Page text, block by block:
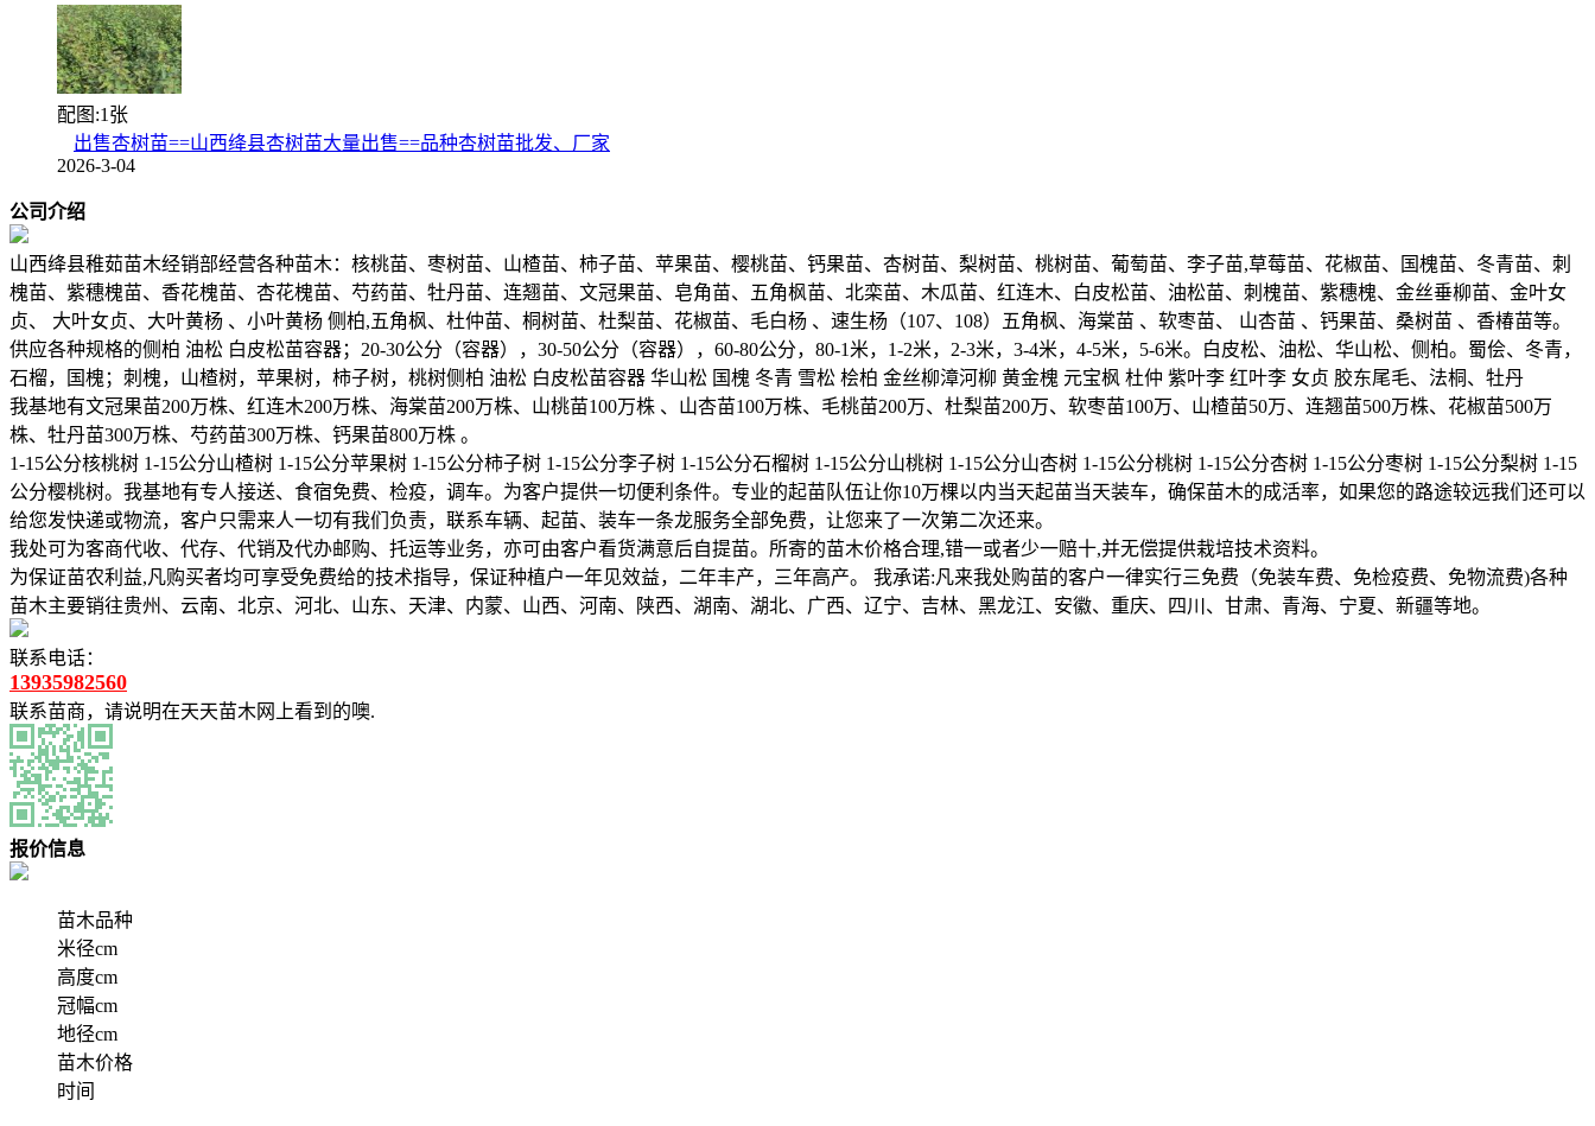
配图:1张
出售杏树苗==山西绛县杏树苗大量出售==品种杏树苗批发、厂家
2026-3-04
公司介绍
山西绛县稚茹苗木经销部经营各种苗木：核桃苗、枣树苗、山楂苗、柿子苗、苹果苗、樱桃苗、钙果苗、杏树苗、梨树苗、桃树苗、葡萄苗、李子苗,草莓苗、花椒苗、国槐苗、冬青苗、刺
槐苗、紫穗槐苗、香花槐苗、杏花槐苗、芍药苗、牡丹苗、连翘苗、文冠果苗、皂角苗、五角枫苗、北栾苗、木瓜苗、红连木、白皮松苗、油松苗、刺槐苗、紫穗槐、金丝垂柳苗、金叶女
贞、 大叶女贞、大叶黄杨 、小叶黄杨 侧柏,五角枫、杜仲苗、桐树苗、杜梨苗、花椒苗、毛白杨 、速生杨（107、108）五角枫、海棠苗 、软枣苗、 山杏苗 、钙果苗、桑树苗 、香椿苗等。
供应各种规格的侧柏 油松 白皮松苗容器；20-30公分（容器），30-50公分（容器），60-80公分，80-1米，1-2米，2-3米，3-4米，4-5米，5-6米。白皮松、油松、华山松、侧柏。蜀侩、冬青，
石榴，国槐；刺槐，山楂树，苹果树，柿子树，桃树侧柏 油松 白皮松苗容器 华山松 国槐 冬青 雪松 桧柏 金丝柳漳河柳 黄金槐 元宝枫 杜仲 紫叶李 红叶李 女贞 胶东尾毛、法桐、牡丹
我基地有文冠果苗200万株、红连木200万株、海棠苗200万株、山桃苗100万株 、山杏苗100万株、毛桃苗200万、杜梨苗200万、软枣苗100万、山楂苗50万、连翘苗500万株、花椒苗500万
株、牡丹苗300万株、芍药苗300万株、钙果苗800万株 。
1-15公分核桃树 1-15公分山楂树 1-15公分苹果树 1-15公分柿子树 1-15公分李子树 1-15公分石榴树 1-15公分山桃树 1-15公分山杏树 1-15公分桃树 1-15公分杏树 1-15公分枣树 1-15公分梨树 1-15
公分樱桃树。我基地有专人接送、食宿免费、检疫，调车。为客户提供一切便利条件。专业的起苗队伍让你10万棵以内当天起苗当天装车，确保苗木的成活率，如果您的路途较远我们还可以
给您发快递或物流，客户只需来人一切有我们负责，联系车辆、起苗、装车一条龙服务全部免费，让您来了一次第二次还来。
我处可为客商代收、代存、代销及代办邮购、托运等业务，亦可由客户看货满意后自提苗。所寄的苗木价格合理,错一或者少一赔十,并无偿提供栽培技术资料。
为保证苗农利益,凡购买者均可享受免费给的技术指导，保证种植户一年见效益，二年丰产，三年高产。 我承诺:凡来我处购苗的客户一律实行三免费（免装车费、免检疫费、免物流费)各种
苗木主要销往贵州、云南、北京、河北、山东、天津、内蒙、山西、河南、陕西、湖南、湖北、广西、辽宁、吉林、黑龙江、安徽、重庆、四川、甘肃、青海、宁夏、新疆等地。
联系电话：
13935982560
联系苗商，请说明在天天苗木网上看到的噢.
报价信息
苗木品种
米径cm
高度cm
冠幅cm
地径cm
苗木价格
时间